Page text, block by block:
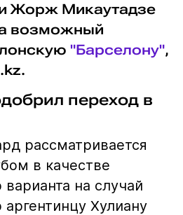
Жорж Микаутадзе
возможный
"Барселону",
переход в
рассматривается
в качестве
варианта на случай
Хулиану